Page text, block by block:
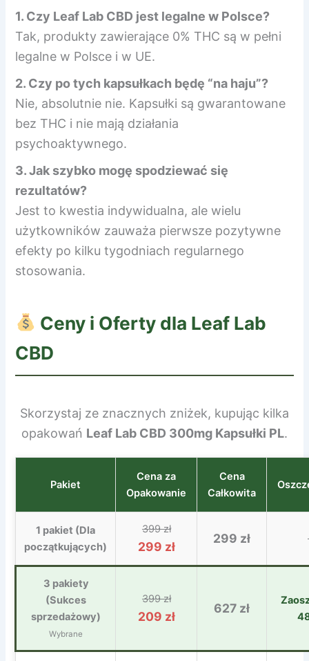
1. Czy Leaf Lab CBD jest legalne w Polsce?
Tak, produkty zawierające 0% THC są w pełni
legalne w Polsce i w UE.
2. Czy po tych kapsułkach będę “na haju”?
Nie, absolutnie nie. Kapsułki są gwarantowane
bez THC i nie mają działania
psychoaktywnego.
3. Jak szybko mogę spodziewać się
rezultatów?
Jest to kwestia indywidualna, ale wielu
użytkowników zauważa pierwsze pozytywne
efekty po kilku tygodniach regularnego
stosowania.
Ceny i Oferty dla Leaf Lab
CBD
Skorzystaj ze znacznych zniżek, kupując kilka
opakowań Leaf Lab CBD 300mg Kapsułki PL.
Pakiet
Cena za
Opakowanie
Cena
Całkowita
1 pakiet (Dla
początkujących)
399 zł
299 zł
299 zł
3 pakiety
(Sukces
sprzedażowy)
Wybrane
399 zł
209 zł
627 zł